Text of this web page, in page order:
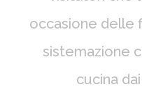
occasione delle
sistemazione
cucina